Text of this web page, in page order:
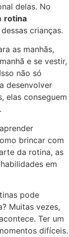
delas. No
rotina
crianças.
as manhãs,
e se vestir,
não só
desenvolver
elas conseguem
brincar com
da rotina, as
em
pode
Muitas vezes,
Ter um
difíceis.